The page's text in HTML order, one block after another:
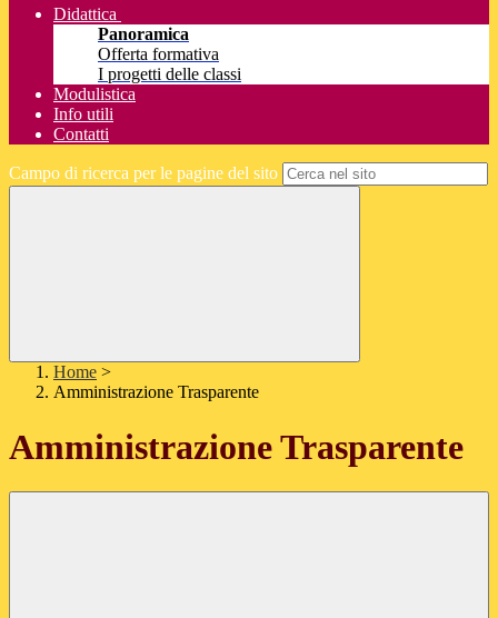
Didattica
Panoramica
Offerta formativa
I progetti delle classi
Modulistica
Info utili
Contatti
Campo di ricerca per le pagine del sito
Home >
Amministrazione Trasparente
Amministrazione Trasparente